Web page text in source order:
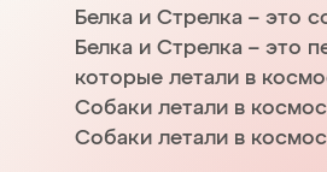
Белка и Стрелка – это
Белка и Стрелка – это
которые летали в
Собаки летали в
Собаки летали в космос